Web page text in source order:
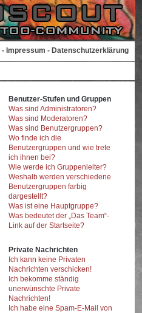
- Impressum - Datenschutzerklärung
Benutzer-Stufen und Gruppen
Was sind Administratoren?
Was sind Moderatoren?
Was sind Benutzergruppen?
Wo finde ich die
Benutzergruppen und wie trete
ich ihnen bei?
Wie werde ich Gruppenleiter?
Weshalb werden verschiedene
Benutzergruppen farbig
dargestellt?
Was ist eine Hauptgruppe?
Was bedeutet der „Das Team“-
Link auf der Startseite?
Private Nachrichten
Ich kann keine Privaten
Nachrichten verschicken!
Ich bekomme ständig
unerwünschte Private
Nachrichten!
Ich habe eine Spam-E-Mail von